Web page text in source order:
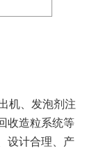
机、发泡剂注
收造粒系统等
设计合理、产